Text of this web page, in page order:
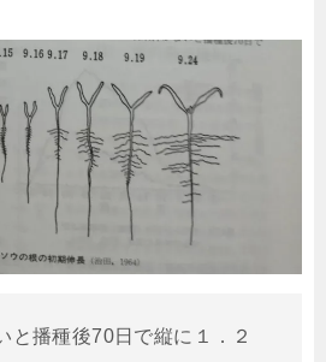
播種後70日で縦に１．２